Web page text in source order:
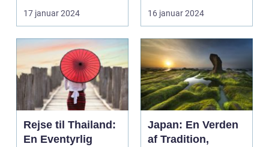
tilbyder en
uforglemmeli...
17 januar 2024
Denne smukke ø...
16 januar 2024
Rejse til Thailand:
En Eventyrlig
Japan: En Verden
af Tradition,